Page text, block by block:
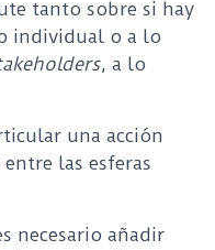
tanto sobre si hay
individual o a lo
, a lo
una acción
las esferas
necesario añadir